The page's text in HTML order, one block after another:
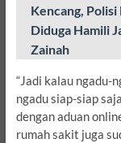
Kencang, Polisi
Diduga Hamili
Zainah
“Jadi kalau ngadu-
ngadu siap-siap
dengan aduan
rumah sakit juga